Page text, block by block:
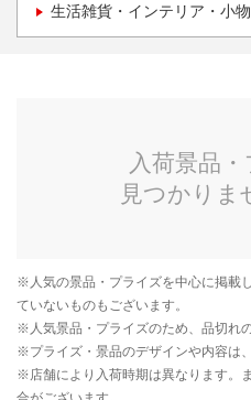
生活雑貨・インテリア・小物